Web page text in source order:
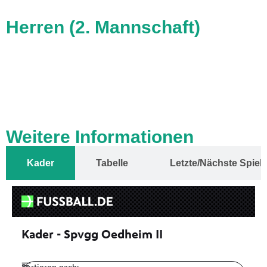
Herren (2. Mannschaft)
Weitere Informationen
Kader Tabelle Letzte/Nächste Spiele